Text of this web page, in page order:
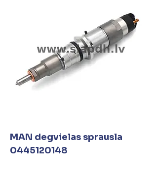
MAN degvielas sprausla
0445120148